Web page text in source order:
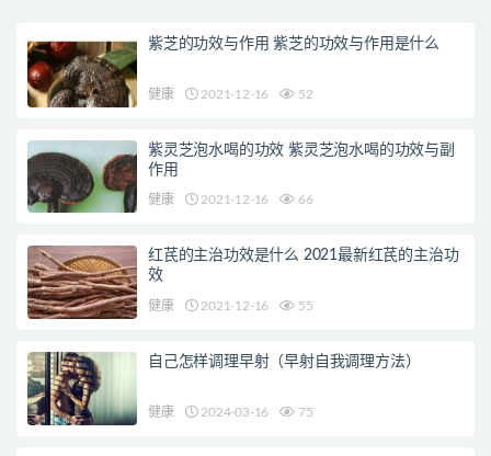
紫芝的功效与作用 紫芝的功效与作用是什么
健康 2021-12-16 52
紫灵芝泡水喝的功效 紫灵芝泡水喝的功效与副
作用
健康 2021-12-16 66
红芪的主治功效是什么 2021最新红芪的主治功
效
健康 2021-12-16 55
自己怎样调理早射（早射自我调理方法）
健康 2024-03-16 75